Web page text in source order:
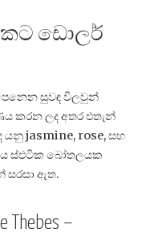
ඩොලර්
සුවඳ විලවුන්
කරන ලද අතර එතැන්
jasmine, rose, සහ
ස්ඵටික බෝතලයක
සරසා ඇත.
Thebes –